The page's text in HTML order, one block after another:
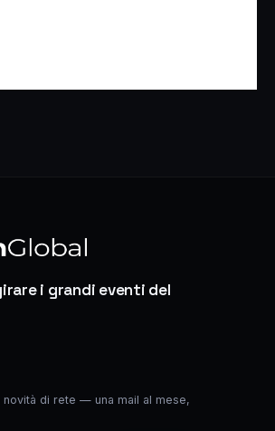
i grandi eventi del
novità di rete — una mail al mese,